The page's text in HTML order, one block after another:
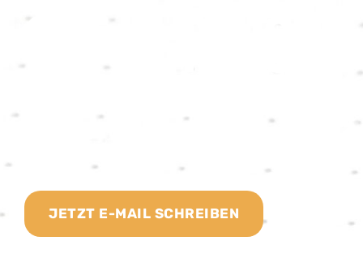
GET IN TOUCH!
JETZT E-MAIL SCHREIBEN